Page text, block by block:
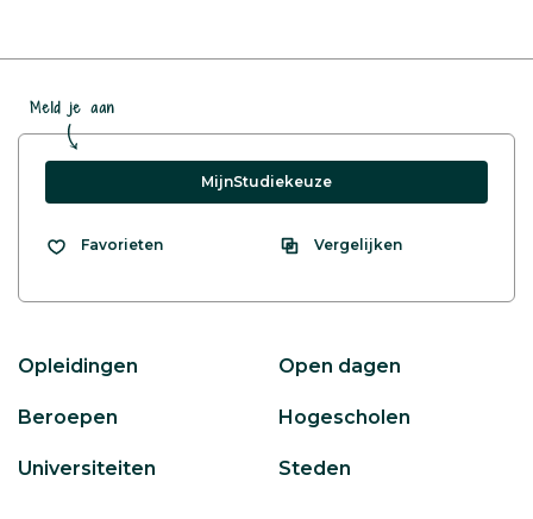
Meld je aan
MijnStudiekeuze
Favorieten Vergelijken
Opleidingen Open dagen
Beroepen Hogescholen
Universiteiten Steden